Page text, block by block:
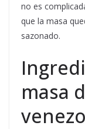
no es
que la masa
sazonado.
masa